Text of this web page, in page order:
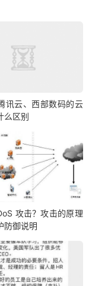
讯云、西部数码的云
么区别
攻击？攻击的原理
防御说明